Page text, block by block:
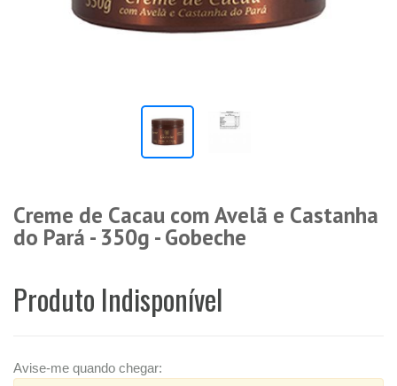
Creme de Cacau com Avelã e Castanha
do Pará - 350g - Gobeche
Produto Indisponível
Avise-me quando chegar: